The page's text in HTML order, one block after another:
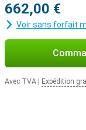
d'une nouvelle
faites dans une
fonctionnalités d'iOS
votre Apple iPhone
personnalisant vos
662,00 €
Voir sans forfait
Avec TVA Expédition